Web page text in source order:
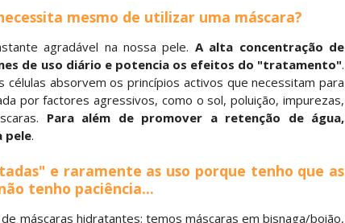
mesmo de utilizar uma máscara?
agradável na nossa pele. A alta concentração de
de uso diário e potencia os efeitos do "tratamento".
células absorvem os princípios activos que necessitam para
por factores agressivos, como o sol, poluição, impurezas,
Para além de promover a retenção de água,
pele.
e raramente as uso porque tenho que as
tenho paciência...
máscaras hidratantes: temos máscaras em bisnaga/boião,